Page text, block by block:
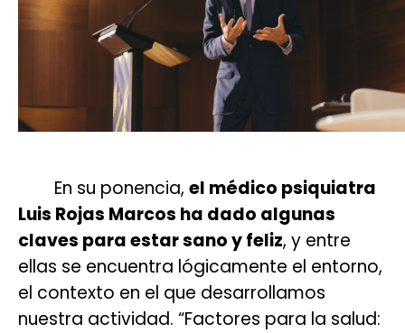
En su ponencia, el médico psiquiatra
Luis Rojas Marcos ha dado algunas
claves para estar sano y feliz, y entre
ellas se encuentra lógicamente el entorno,
el contexto en el que desarrollamos
nuestra actividad. “Factores para la salud: